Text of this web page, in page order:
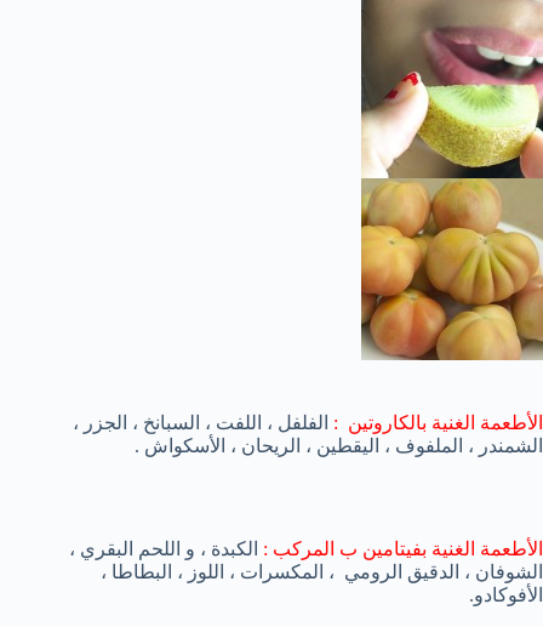
الأطعمة الغنية بالكاروتين : الفلفل ، اللفت ، السبانخ ، الجزر ،
الشمندر ، الملفوف ، اليقطين ، الريحان ، الأسكواش .
الأطعمة الغنية بفيتامين ب المركب : الكبدة ، و اللحم البقري ،
الشوفان ، الدقيق الرومي ، المكسرات ، اللوز ، البطاطا ،
الأفوكادو.